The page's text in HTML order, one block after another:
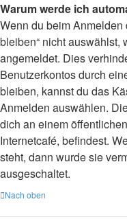
Warum werde ich
Wenn du beim
bleiben“ nicht auswählst,
angemeldet. Dies
Benutzerkontos durch
bleiben, kannst du das
Anmelden auswählen.
dich an einem
Internetcafé, befindest.
steht, dann wurde sie
ausgeschaltet.
Nach oben